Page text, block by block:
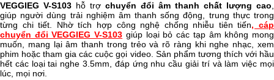
VEGGIEG V-S103 hỗ trợ chuyển đổi âm thanh chất lượng cao
giúp người dùng trải nghiệm âm thanh sống động, trung thực trong
từng chi tiết. Nhờ tích hợp công nghệ chống nhiễu tiên tiến,cáp
chuyển đổi VEGGIEG V-S103 giúp loại bỏ các tạp âm không mong
muốn, mang lại âm thanh trong trẻo và rõ ràng khi nghe nhạc, xem
phim hoặc tham gia các cuộc gọi video. Sản phẩm tương thích với hầu
hết các loại tai nghe 3.5mm, đáp ứng nhu cầu giải trí và làm việc mọi
lúc, mọi nơi.